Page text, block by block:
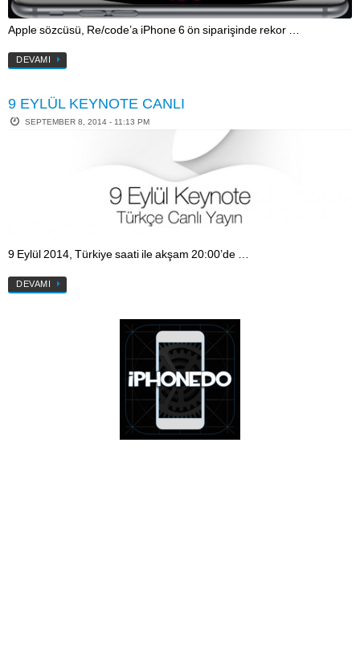
Apple sözcüsü, Re/code ’a iPhone 6 ön siparişinde rekor …
DEVAMI
9 EYLÜL KEYNOTE CANLI
SEPTEMBER 8, 2014 - 11:13 PM
9 Eylül 2014, Türkiye saati ile akşam 20:00’de …
DEVAMI